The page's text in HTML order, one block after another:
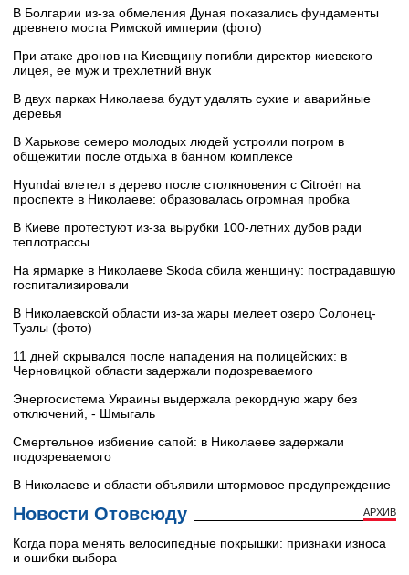
В Болгарии из-за обмеления Дуная показались фундаменты
древнего моста Римской империи (фото)
При атаке дронов на Киевщину погибли директор киевского
лицея, ее муж и трехлетний внук
В двух парках Николаева будут удалять сухие и аварийные
деревья
В Харькове семеро молодых людей устроили погром в
общежитии после отдыха в банном комплексе
Hyundai влетел в дерево после столкновения с Citroën на
проспекте в Николаеве: образовалась огромная пробка
В Киеве протестуют из-за вырубки 100-летних дубов ради
теплотрассы
На ярмарке в Николаеве Skoda сбила женщину: пострадавшую
госпитализировали
В Николаевской области из-за жары мелеет озеро Солонец-
Тузлы (фото)
11 дней скрывался после нападения на полицейских: в
Черновицкой области задержали подозреваемого
Энергосистема Украины выдержала рекордную жару без
отключений, - Шмыгаль
Смертельное избиение сапой: в Николаеве задержали
подозреваемого
В Николаеве и области объявили штормовое предупреждение
Новости Отовсюду АРХИВ
Когда пора менять велосипедные покрышки: признаки износа
и ошибки выбора